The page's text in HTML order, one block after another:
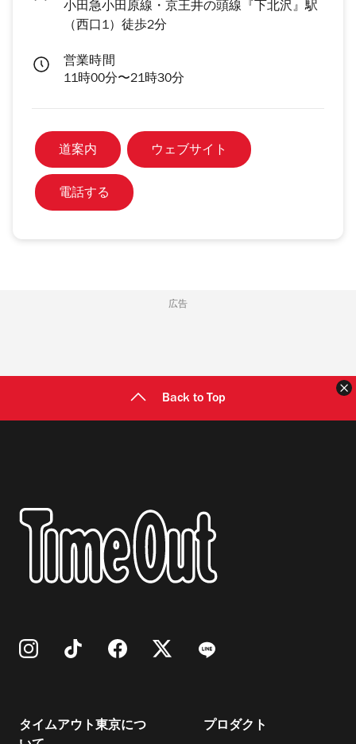
小田急小田原線・京王井の頭線『下北沢』駅
（西口1）徒歩2分
営業時間
11時00分〜21時30分
道案内 ウェブサイト
電話する
広告
Back to Top
タイムアウト東京につ
プロダクト